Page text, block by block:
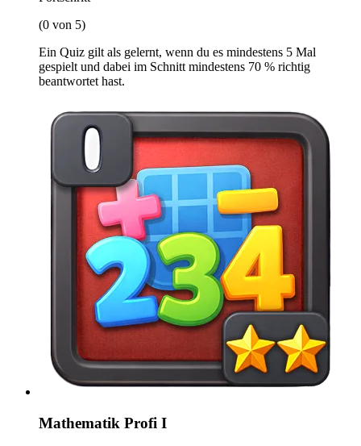
(0 von 5)
Ein Quiz gilt als gelernt, wenn du es mindestens 5 Mal
gespielt und dabei im Schnitt mindestens 70 % richtig
beantwortet hast.
Mathematik Profi I